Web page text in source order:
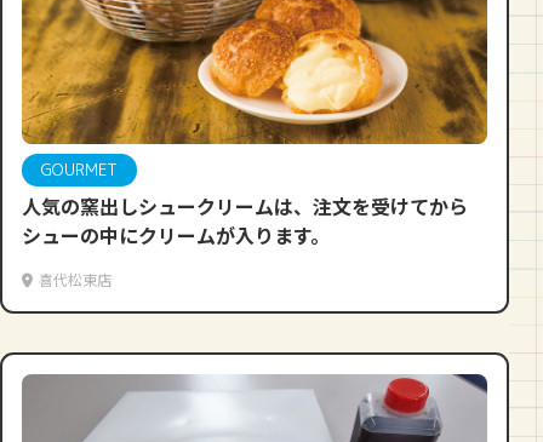
GOURMET
人気の窯出しシュークリームは、注文を受けてから
シューの中にクリームが入ります。
喜代松東店